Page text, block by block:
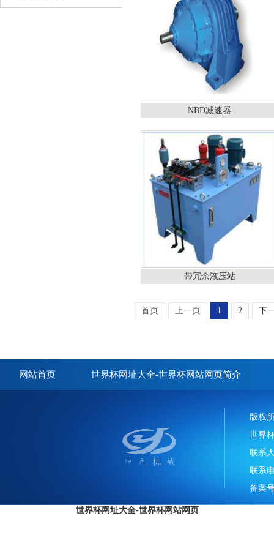
NBD减速器
带冗余液压站
首页 上一页 1 2 下
网站首页 世界杯网址大全-世界杯网站网页简介
版权
世界
联系
联系
备案
世界杯网址大全-世界杯网站网页